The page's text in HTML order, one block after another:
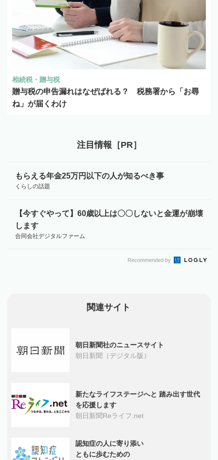
相続税・贈与税
贈与税の申告漏れはなぜばれる？ 税務署から「お尋
ね」が届くわけ
注目情報［PR］
もらえる年金25万円以下の人が知るべき事
くらしの話題
【今すぐやって】60歳以上は〇〇しないと金運が崩壊
します
合同会社デジタルファーム
Recommended by
関連サイト
朝日新聞社のニュースサイト
朝日新聞（デジタル版）
新たなライフステージへと 踏み出す世代
を応援します
朝日新聞Reライフ.net
認知症の人に寄り添い
ともに歩むための